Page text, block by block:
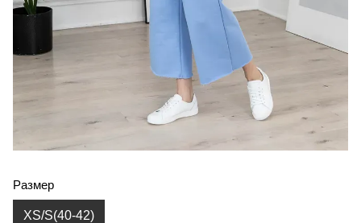
Размер
XS/S(40-42)